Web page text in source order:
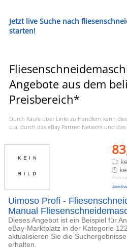
Jetzt live Suche nach
starten!
Angebote aus dem
Preisbereich*
Durch Käufe über Links zu Händlern kann
u.a. durch das eBay Partner Network und
Preis
Jetzt
Uimoso Profi -
Manual
Dieses Angebot ist ein Beispiel für
eBay-Marktplatz in der Kategorie
aktualisieren Sie die
erhalten.